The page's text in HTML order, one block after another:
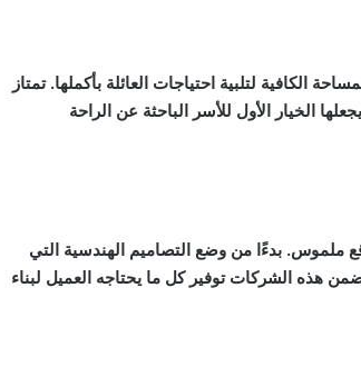
لتلبية احتياجات العائلة بأكملها. تمتاز
الخيار الأول للأسر الباحثة عن الراحة
ملموس. بدءًا من وضع التصاميم الهندسية التي
هذه الشركات توفير كل ما يحتاجه العميل لبناء